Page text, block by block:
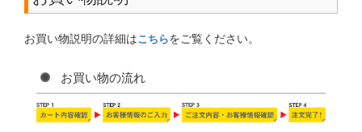
お買い物説明の詳細はこちらをご覧ください。
お買い物の流れ